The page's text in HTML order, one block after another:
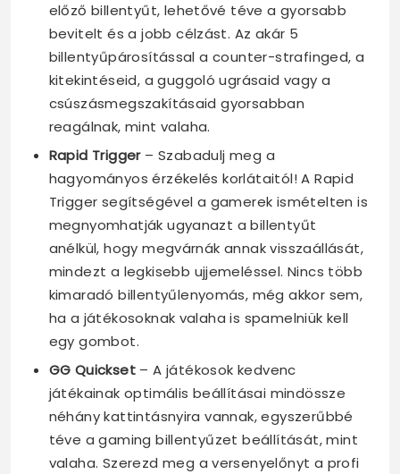
előző billentyűt, lehetővé téve a gyorsabb
bevitelt és a jobb célzást. Az akár 5
billentyűpárosítással a counter-strafinged, a
kitekintéseid, a guggoló ugrásaid vagy a
csúszásmegszakításaid gyorsabban
reagálnak, mint valaha.
Rapid Trigger– Szabadulj meg a
hagyományos érzékelés korlátaitól! A Rapid
Trigger segítségével a gamerek ismételten is
megnyomhatják ugyanazt a billentyűt
anélkül, hogy megvárnák annak visszaállását,
mindezt a legkisebb ujjemeléssel. Nincs több
kimaradó billentyűlenyomás, még akkor sem,
ha a játékosoknak valaha is spamelniük kell
egy gombot.
GG Quickset– A játékosok kedvenc
játékainak optimális beállításai mindössze
néhány kattintásnyira vannak, egyszerűbbé
téve a gaming billentyűzet beállítását, mint
valaha. Szerezd meg a versenyelőnyt a profi